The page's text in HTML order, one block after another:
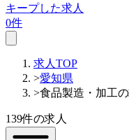
キープした求人
0件
求人TOP
>愛知県
>食品製造・加工の
139件の求人